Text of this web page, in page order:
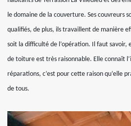
le domaine de la couverture. Ses couvreurs
qualifiés, de plus, ils travaillent de manière
soit la difficulté de l’opération. Il faut
de toiture est très raisonnable. Elle connaît
réparations, c’est pour cette raison qu’elle
de tous.